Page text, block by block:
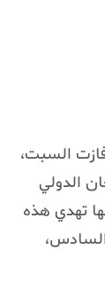
السبت،
الدولي
تهدي هذه
السادس،